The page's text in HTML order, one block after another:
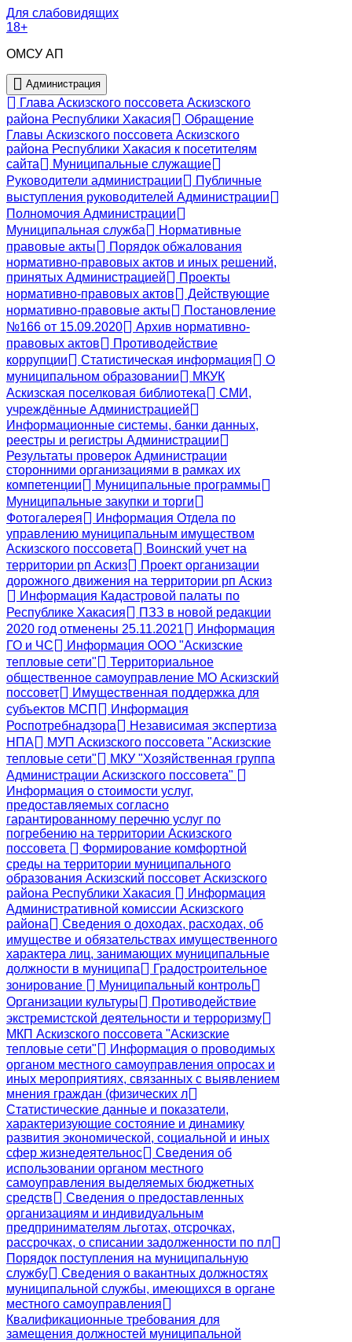
Для слабовидящих
18+
ОМСУ АП
Администрация
Глава Аскизского поссовета Аскизского
района Республики Хакасия
Обращение
Главы Аскизского поссовета Аскизского
района Республики Хакасия к посетителям
сайта
Муниципальные служащие
Руководители администрации
Публичные
выступления руководителей Администрации
Полномочия Администрации
Муниципальная служба
Нормативные
правовые акты
Порядок обжалования
нормативно-правовых актов и иных решений,
принятых Администрацией
Проекты
нормативно-правовых актов
Действующие
нормативно-правовые акты
Постановление
№166 от 15.09.2020
Архив нормативно-
правовых актов
Противодействие
коррупции
Статистическая информация
О
муниципальном образовании
МКУК
Аскизская поселковая библиотека
СМИ,
учреждённые Администрацией
Информационные системы, банки данных,
реестры и регистры Администрации
Результаты проверок Администрации
сторонними организациями в рамках их
компетенции
Муниципальные программы
Муниципальные закупки и торги
Фотогалерея
Информация Отдела по
управлению муниципальным имуществом
Аскизского поссовета
Воинский учет на
территории рп Аскиз
Проект организации
дорожного движения на территории рп Аскиз
Информация Кадастровой палаты по
Республике Хакасия
ПЗЗ в новой редакции
2020 год отменены 25.11.2021
Информация
ГО и ЧС
Информация ООО "Аскизские
тепловые сети"
Территориальное
общественное самоуправление МО Аскизский
поссовет
Имущественная поддержка для
субъектов МСП
Информация
Роспотребнадзора
Независимая экспертиза
НПА
МУП Аскизского поссовета "Аскизские
тепловые сети"
МКУ "Хозяйственная группа
Администрации Аскизского поссовета"
Информация о стоимости услуг,
предоставляемых согласно
гарантированному перечню услуг по
погребению на территории Аскизского
поссовета
Формирование комфортной
среды на территории муниципального
образования Аскизский поссовет Аскизского
района Республики Хакасия
Информация
Административной комиссии Аскизского
района
Сведения о доходах, расходах, об
имуществе и обязательствах имущественного
характера лиц, занимающих муниципальные
должности в муниципа
Градостроительное
зонирование
Муниципальный контроль
Организации культуры
Противодействие
экстремистской деятельности и терроризму
МКП Аскизского поссовета "Аскизские
тепловые сети"
Информация о проводимых
органом местного самоуправления опросах и
иных мероприятиях, связанных с выявлением
мнения граждан (физических л
Статистические данные и показатели,
характеризующие состояние и динамику
развития экономической, социальной и иных
сфер жизнедеятельнос
Сведения об
использовании органом местного
самоуправления выделяемых бюджетных
средств
Сведения о предоставленных
организациям и индивидуальным
предпринимателям льготах, отсрочках,
рассрочках, о списании задолженности по пл
Порядок поступления на муниципальную
службу
Сведения о вакантных должностях
муниципальной службы, имеющихся в органе
местного самоуправления
Квалификационные требования для
замещения должностей муниципальной